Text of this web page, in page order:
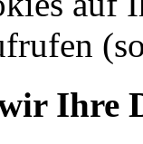
Ihre